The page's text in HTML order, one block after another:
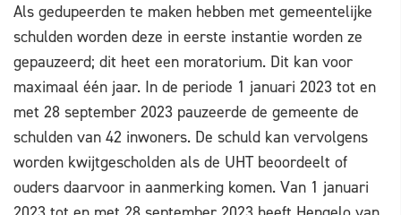
Als gedupeerden te maken hebben met gemeentelijke
schulden worden deze in eerste instantie worden ze
gepauzeerd; dit heet een moratorium. Dit kan voor
maximaal één jaar. In de periode 1 januari 2023 tot en
met 28 september 2023 pauzeerde de gemeente de
schulden van 42 inwoners. De schuld kan vervolgens
worden kwijtgescholden als de UHT beoordeelt of
ouders daarvoor in aanmerking komen. Van 1 januari